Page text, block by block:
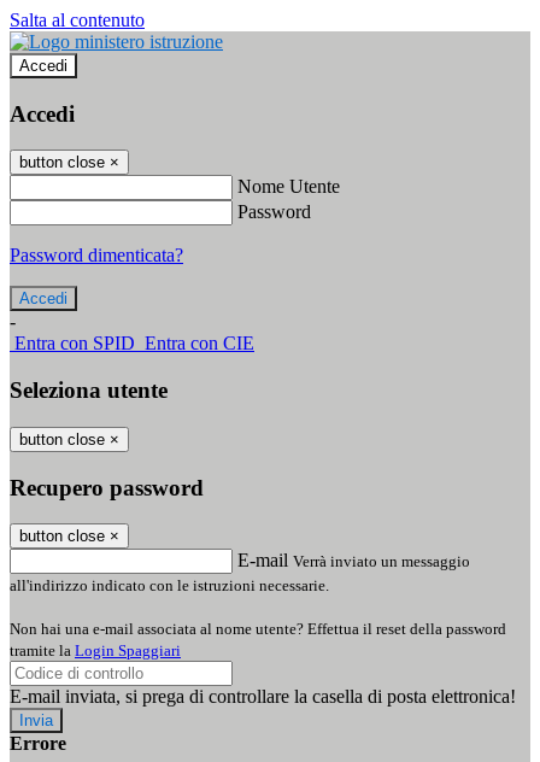
Salta al contenuto
Accedi
Accedi
button close ×
Nome Utente
Password
Password dimenticata?
-
Entra con SPID Entra con CIE
Seleziona utente
button close ×
Recupero password
button close ×
E-mail Verrà inviato un messaggio
all'indirizzo indicato con le istruzioni necessarie.
Non hai una e-mail associata al nome utente? Effettua il reset della password
tramite la Login Spaggiari
E-mail inviata, si prega di controllare la casella di posta elettronica!
Errore